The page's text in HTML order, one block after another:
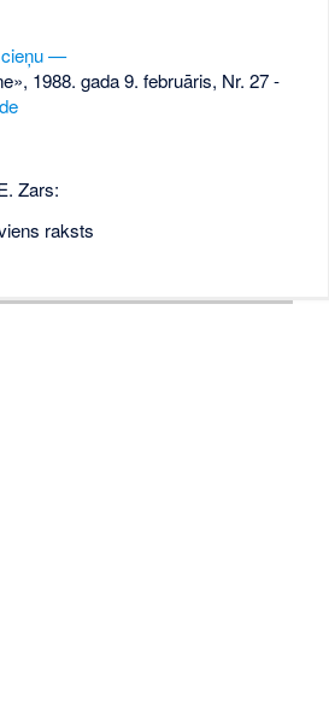
cieņu —
1988. gada 9. februāris, Nr. 27-
Zars:
raksts